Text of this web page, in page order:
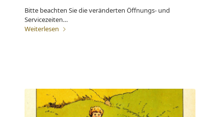
Bitte beachten Sie die veränderten Öffnungs- und
Servicezeiten…
Weiterlesen